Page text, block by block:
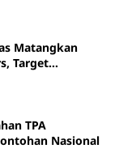
Matangkan
Target
TPA
Nasional